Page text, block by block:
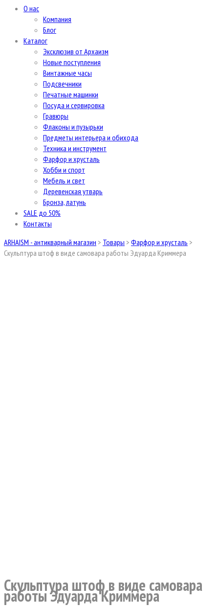
О нас
Компания
Блог
Каталог
Эксклюзив от Архаизм
Новые поступления
Винтажные часы
Подсвечники
Печатные машинки
Посуда и сервировка
Гравюры
Флаконы и пузырьки
Предметы интерьера и обихода
Техника и инструмент
Фарфор и хрусталь
Хобби и спорт
Мебель и свет
Деревенская утварь
Бронза, латунь
SALE до 50%
Контакты
ARHAISM - антикварный магазин > Товары > Фарфор и хрусталь >
Скульптура штоф в виде самовара работы Эдуарда Криммера
Скульптура штоф в виде самовара
работы Эдуарда Криммера